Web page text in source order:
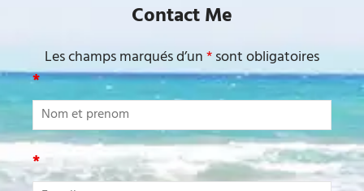
Contact Me
Les champs marqués d’un*sont obligatoires
*
*